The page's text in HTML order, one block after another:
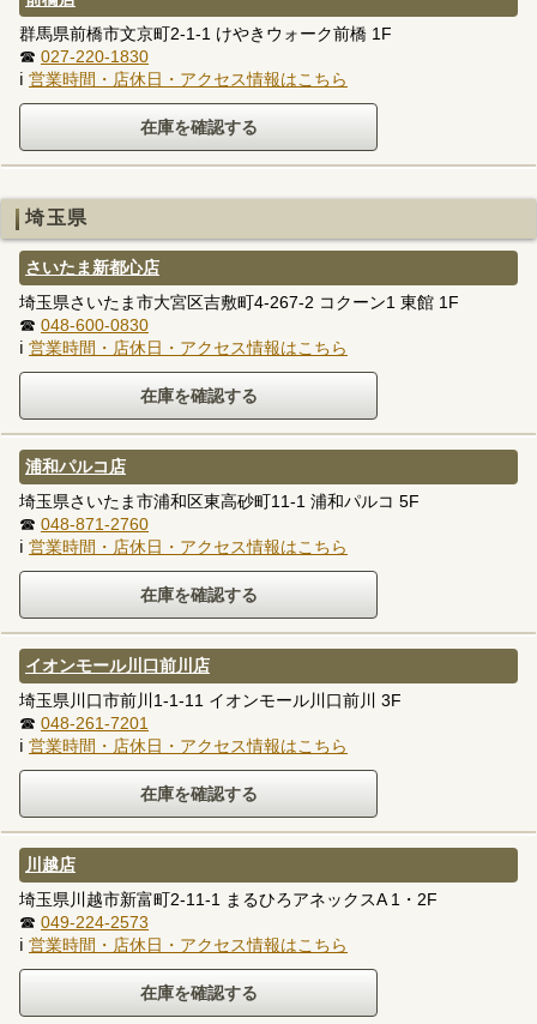
群馬県前橋市文京町2-1-1 けやきウォーク前橋 1F
☎ 027-220-1830
ℹ 営業時間・店休日・アクセス情報はこちら
埼玉県
さいたま新都心店
埼玉県さいたま市大宮区吉敷町4-267-2 コクーン1 東館 1F
☎ 048-600-0830
ℹ 営業時間・店休日・アクセス情報はこちら
浦和パルコ店
埼玉県さいたま市浦和区東高砂町11-1 浦和パルコ 5F
☎ 048-871-2760
ℹ 営業時間・店休日・アクセス情報はこちら
イオンモール川口前川店
埼玉県川口市前川1-1-11 イオンモール川口前川 3F
☎ 048-261-7201
ℹ 営業時間・店休日・アクセス情報はこちら
川越店
埼玉県川越市新富町2-11-1 まるひろアネックスA 1・2F
☎ 049-224-2573
ℹ 営業時間・店休日・アクセス情報はこちら